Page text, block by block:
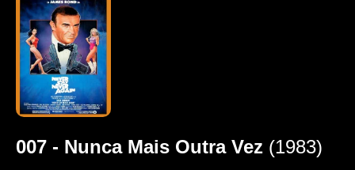
007 - Nunca Mais Outra Vez (1983)